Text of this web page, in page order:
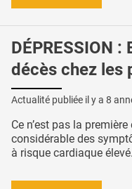
DÉPRESSION
décès chez les
Actualité publiée il y a 8
Ce n’est pas la
considérable des
à risque cardiaque